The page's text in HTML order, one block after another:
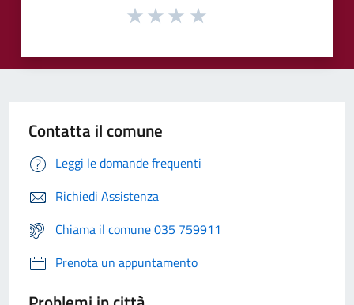
Contatta il comune
Leggi le domande frequenti
Richiedi Assistenza
Chiama il comune 035 759911
Prenota un appuntamento